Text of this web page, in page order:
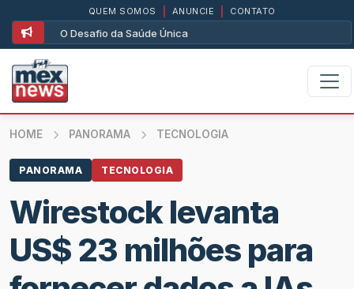
O Desafio da Saúde Única
QUEM SOMOS ANUNCIE CONTATO
HOME PANORAMA TECNOLOGIA
PANORAMA TECNOLOGIA
Wirestock levanta
US$ 23 milhões para